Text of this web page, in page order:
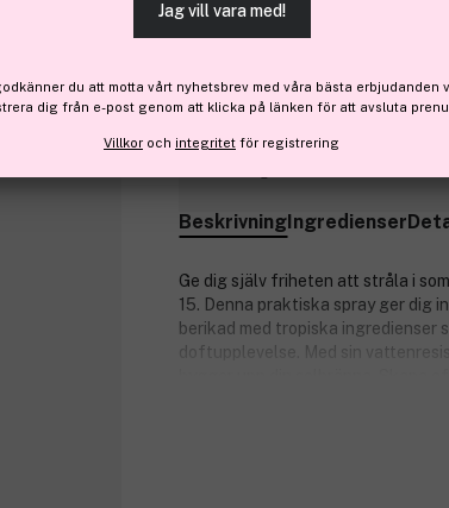
Slut i lager
BeskrivningIngredienser
Ge dig själv friheten att stråla i
15. Denna praktiska spray ger dig
berikad med tropiska ingredienser
doftupplevelse. Med sin
Jag vill vara med!
du att motta vårt nyhetsbrev med våra bästa erbjudanden
dig från e-post genom att klicka på länken för att avsluta
Villkor och integritet för registrering